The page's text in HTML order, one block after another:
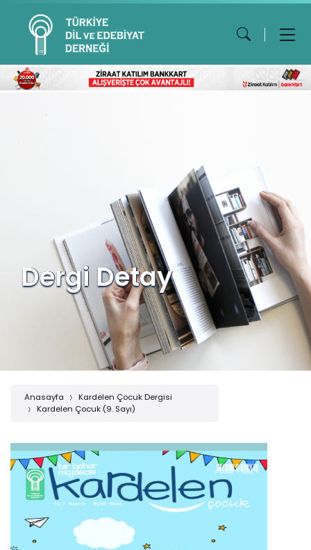
Dergi Detay
Anasayfa
Kardelen Çocuk Dergisi
Kardelen Çocuk (9. Sayı)